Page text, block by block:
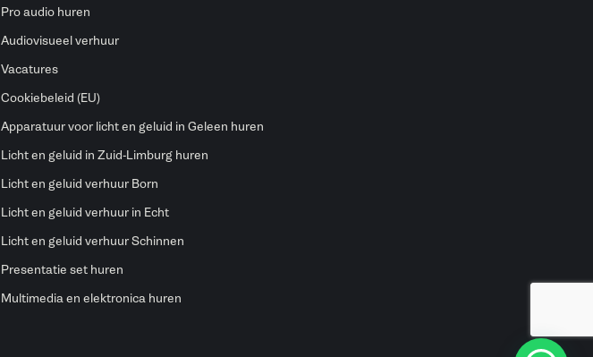
Pro audio huren
Audiovisueel verhuur
Vacatures
Cookiebeleid (EU)
Apparatuur voor licht en geluid in Geleen huren
Licht en geluid in Zuid-Limburg huren
Licht en geluid verhuur Born
Licht en geluid verhuur in Echt
Licht en geluid verhuur Schinnen
Presentatie set huren
Multimedia en elektronica huren